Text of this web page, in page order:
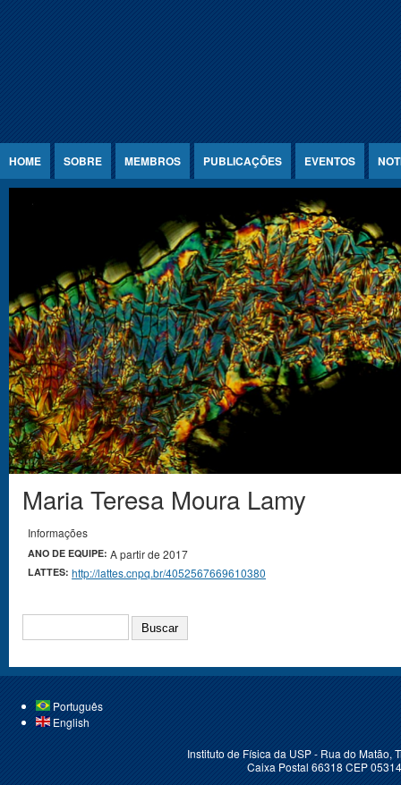
HOME SOBRE MEMBROS PUBLICAÇÕES EVENTOS
Você está aqui
Maria Teresa Moura Lamy
Informações
ANO DE EQUIPE: A partir de 2017
LATTES: http://lattes.cnpq.br/4052567669610380
Português
English
Instituto de Física da USP - Rua do
Caixa Postal 66318 CEP